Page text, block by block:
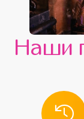
Наши